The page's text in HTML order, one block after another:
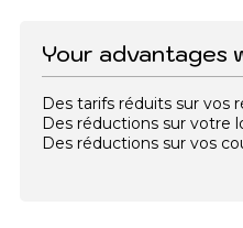
Your advantages
Des tarifs réduits sur vos
Des réductions sur votre
Des réductions sur vos